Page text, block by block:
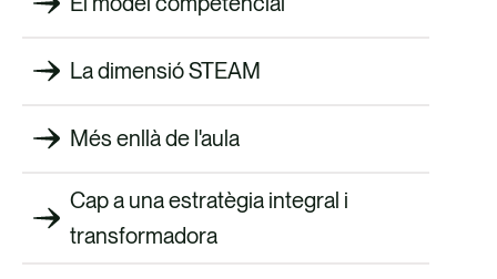
La dimensió STEAM
Més enllà de l'aula
Cap a una estratègia integral i
transformadora